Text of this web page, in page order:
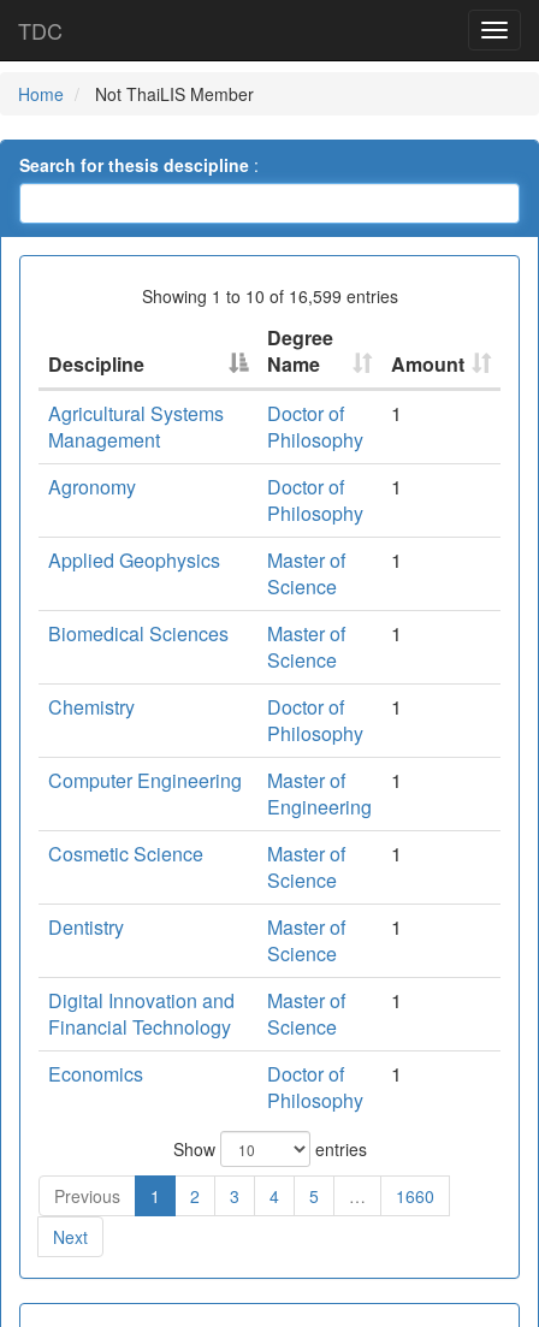
TDC
Home Not ThaiLIS Member
Search for thesis descipline :
Showing 1 to 10 of 16,599 entries
Descipline
Degree
Name
Amount
Agricultural Systems
Management
Doctor of
Philosophy
1
Agronomy
Doctor of
Philosophy
1
Applied Geophysics
Master of
Science
1
Biomedical Sciences
Master of
Science
1
Chemistry
Doctor of
Philosophy
1
Computer Engineering
Master of
Engineering
1
Cosmetic Science
Master of
Science
1
Dentistry
Master of
Science
1
Digital Innovation and
Financial Technology
Master of
Science
1
Economics
Doctor of
Philosophy
1
Show
entries
Previous
1 2 3 4 5 …
1660
Next